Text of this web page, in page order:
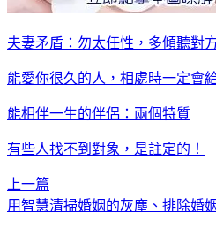
夫妻矛盾：勿太任性，多傾聽對
能愛你很久的人，相處時一定會
能相伴一生的伴侶：兩個特質
有些人找不到對象，是註定的！
上一篇
用智慧清掃婚姻的灰塵、排除婚